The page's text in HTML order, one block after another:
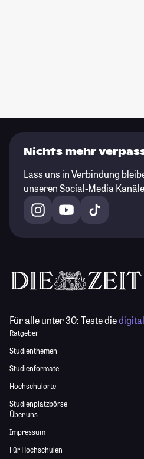
Nichts mehr
Lass uns in Verbindung
unseren Social-Media
Für alle unter 30:Teste die
Ratgeber
Studienthemen
Studienformate
Hochschulorte
Studienplatzbörse
Über uns
Impressum
Für Hochschulen